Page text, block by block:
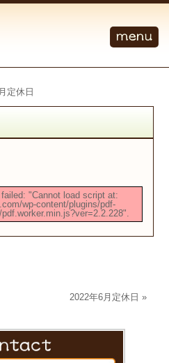
定休日
"Cannot load script at:
wp-content/plugins/pdf-
2022年6月定休日 »